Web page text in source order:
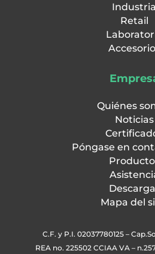
Industria
Retail
Quiénes
Noticias
Póngase en
Mapa del
C.F. y P.I. 02037780125 –
REA no. 225502 CCIAA VA –